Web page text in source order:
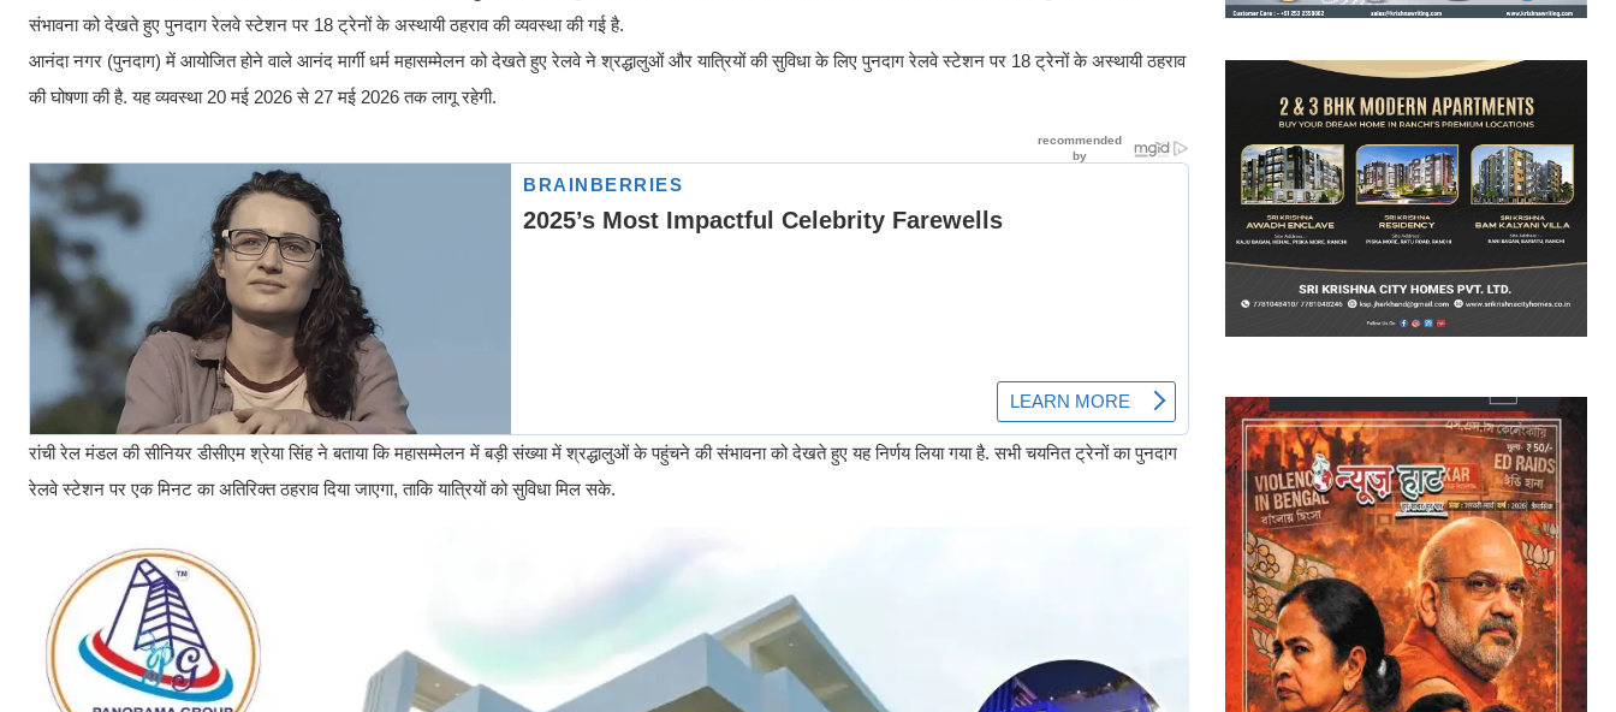
संभावना को देखते हुए पुनदाग रेलवे स्टेशन पर 18 ट्रेनों के अस्थायी ठहराव की व्यवस्था की गई है.
आनंदा नगर (पुनदाग) में आयोजित होने वाले आनंद मार्गी धर्म महासम्मेलन को देखते हुए रेलवे ने श्रद्धालुओं और यात्रियों की सुविधा के लिए पुनदाग रेलवे स्टेशन पर 18 ट्रेनों के अस्थायी ठहराव
की घोषणा की है. यह व्यवस्था 20 मई 2026 से 27 मई 2026 तक लागू रहेगी.
रांची रेल मंडल की सीनियर डीसीएम श्रेया सिंह ने बताया कि महासम्मेलन में बड़ी संख्या में श्रद्धालुओं के पहुंचने की संभावना को देखते हुए यह निर्णय लिया गया है. सभी चयनित ट्रेनों का पुनदाग
रेलवे स्टेशन पर एक मिनट का अतिरिक्त ठहराव दिया जाएगा, ताकि यात्रियों को सुविधा मिल सके.